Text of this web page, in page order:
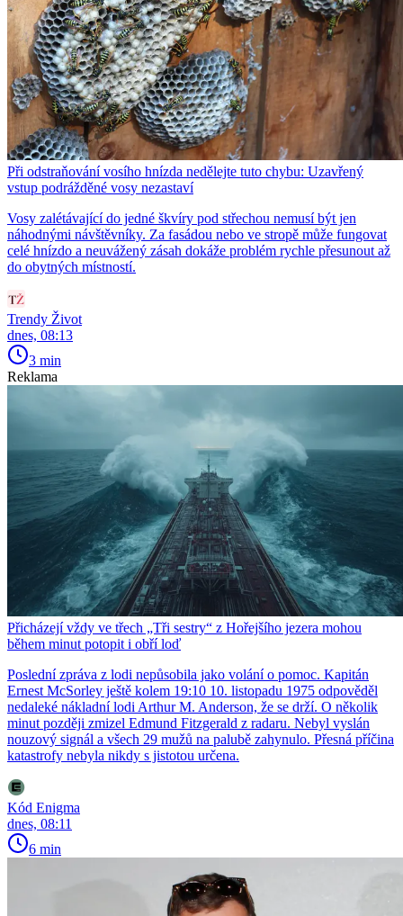
Při odstraňování vosího hnízda nedělejte tuto chybu: Uzavřený
vstup podrážděné vosy nezastaví
Vosy zalétávající do jedné škvíry pod střechou nemusí být jen
náhodnými návštěvníky. Za fasádou nebo ve stropě může fungovat
celé hnízdo a neuvážený zásah dokáže problém rychle přesunout až
do obytných místností.
Trendy Život
dnes, 08:13
3 min
Reklama
Přicházejí vždy ve třech „Tři sestry“ z Hořejšího jezera mohou
během minut potopit i obří loď
Poslední zpráva z lodi nepůsobila jako volání o pomoc. Kapitán
Ernest McSorley ještě kolem 19:10 10. listopadu 1975 odpověděl
nedaleké nákladní lodi Arthur M. Anderson, že se drží. O několik
minut později zmizel Edmund Fitzgerald z radaru. Nebyl vyslán
nouzový signál a všech 29 mužů na palubě zahynulo. Přesná příčina
katastrofy nebyla nikdy s jistotou určena.
Kód Enigma
dnes, 08:11
6 min